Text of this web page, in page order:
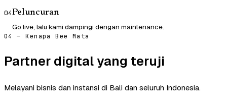
04Peluncuran
Go live, lalu kami dampingi dengan maintenance.
04 — Kenapa Bee Mata
Partner digital yang teruji
Melayani bisnis dan instansi di Bali dan seluruh Indonesia.